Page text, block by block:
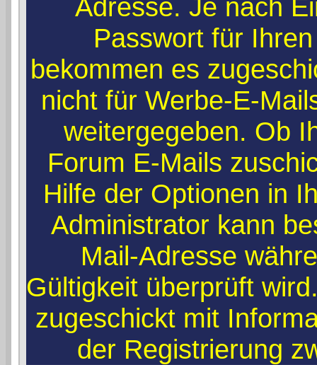
Adresse. Je nach
Passwort für
bekommen es
nicht für Werbe-E-
weitergegeben. Ob
Forum E-Mails
Hilfe der Optionen in
Administrator kann
Mail-Adresse
Gültigkeit überprüft
zugeschickt mit
der Registrierung